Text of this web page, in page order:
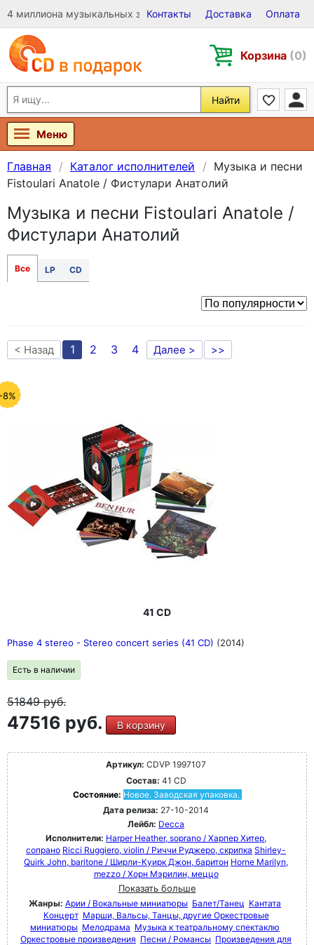
4 миллиона музыкальных записей на Виниле, CD и DVD
Контакты Доставка Оплата
Корзина (0)
Найти
Меню
Главная Каталог исполнителей
Музыка и песни
Fistoulari Anatole / Фистулари Анатолий
Музыка и песни Fistoulari Anatole /
Фистулари Анатолий
Все LP CD
< Назад 1 2 3 4 Далее > >>
8%
41 CD
Phase 4 stereo - Stereo concert series (41 CD) (2014)
Есть в наличии
51849руб.
47516 руб. В корзину
Артикул: CDVP 1997107
Состав: 41 CD
Состояние: Новое. Заводская упаковка.
Дата релиза: 27-10-2014
Лейбл: Decca
Исполнители: Harper Heather, soprano / Харпер Хитер,
сопрано Ricci Ruggiero, violin / Риччи Руджеро, скрипка Shirley-
Quirk John, baritone / Ширли-Куирк Джон, баритон Horne Marilyn,
mezzo / Хорн Мэрилин, меццо
Показать больше
Жанры: Арии / Вокальные миниатюры Балет/Танец Кантата
Концерт Марши, Вальсы, Танцы, другие Оркестровые
миниатюры Мелодрама Музыка к театральному спектаклю
Оркестровые произведения Песни / Романсы Произведения для